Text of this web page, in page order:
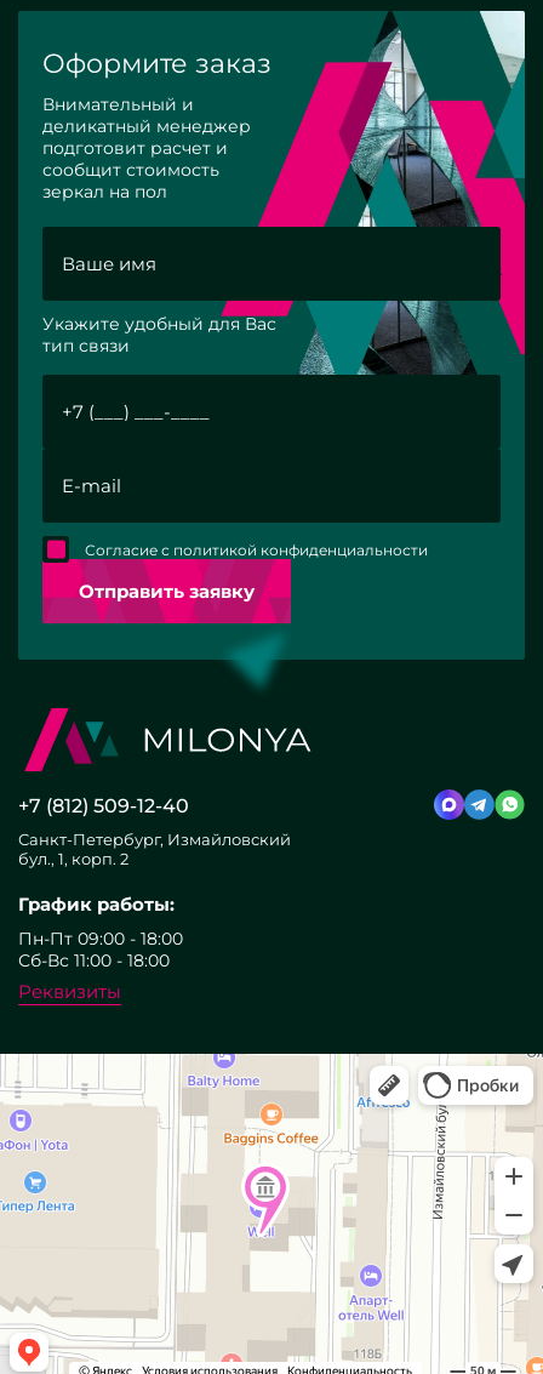
Оформите заказ
Внимательный и
деликатный менеджер
подготовит расчет и
сообщит стоимость
зеркал на пол
Укажите удобный для Вас
тип связи
Отправить заявку
Согласие с политикой конфиденциальности
+7 (812) 509-12-40
Санкт-Петербург, Измайловский
бул., 1, корп. 2
График работы:
Пн-Пт 09:00 - 18:00
Сб-Вс 11:00 - 18:00
Реквизиты